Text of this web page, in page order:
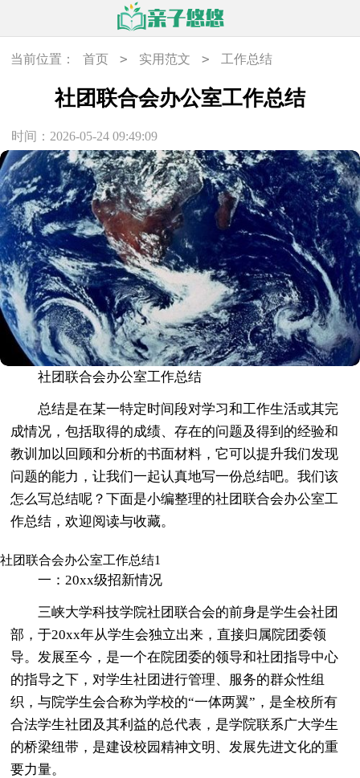
当前位置： 首页 > 实用范文 > 工作总结
社团联合会办公室工作总结
时间：2026-05-24 09:49:09
社团联合会办公室工作总结
总结是在某一特定时间段对学习和工作生活或其完
成情况，包括取得的成绩、存在的问题及得到的经验和
教训加以回顾和分析的书面材料，它可以提升我们发现
问题的能力，让我们一起认真地写一份总结吧。我们该
怎么写总结呢？下面是小编整理的社团联合会办公室工
作总结，欢迎阅读与收藏。
社团联合会办公室工作总结1
一：20xx级招新情况
三峡大学科技学院社团联合会的前身是学生会社团
部，于20xx年从学生会独立出来，直接归属院团委领
导。发展至今，是一个在院团委的领导和社团指导中心
的指导之下，对学生社团进行管理、服务的群众性组
织，与院学生会合称为学校的“一体两翼”，是全校所有
合法学生社团及其利益的总代表，是学院联系广大学生
的桥梁纽带，是建设校园精神文明、发展先进文化的重
要力量。